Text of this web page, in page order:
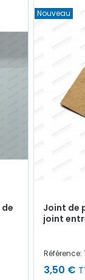
Nouveau
Joint de
joint
Référence:
3,50 €